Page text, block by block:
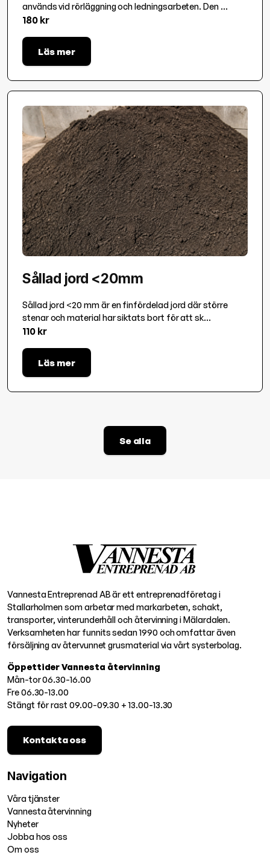
används vid rörläggning och ledningsarbeten. Den ...
180 kr
Läs mer
Sållad jord <20mm
Sållad jord <20 mm är en finfördelad jord där större
stenar och material har siktats bort för att sk...
110 kr
Läs mer
Se alla
Vannesta Entreprenad AB är ett entreprenadföretag i
Stallarholmen som arbetar med markarbeten, schakt,
transporter, vinterunderhåll och återvinning i Mälardalen.
Verksamheten har funnits sedan 1990 och omfattar även
försäljning av återvunnet grusmaterial via vårt systerbolag.
Öppettider Vannesta återvinning
Mån-tor 06.30-16.00
Fre 06.30-13.00
Stängt för rast 09.00-09.30 + 13.00-13.30
Kontakta oss
Navigation
Våra tjänster
Vannesta återvinning
Nyheter
Jobba hos oss
Om oss